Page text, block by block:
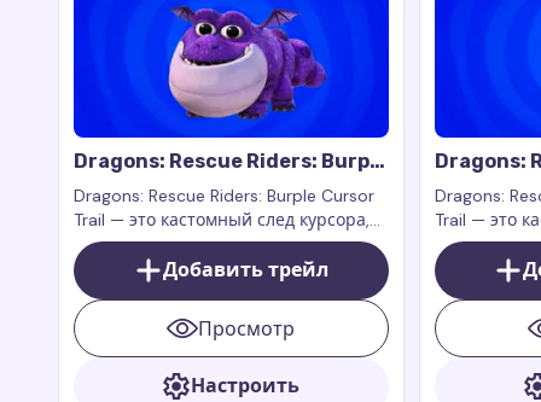
Dragons: Rescue Riders: Burple
Cursor Trail
Dragons: Rescue Riders: Burple Cursor
Trail — это кастомный след курсора,
вдохновленный персонажем
Бурплом из шоу Dragons: Rescue
Riders. Бурпл — веселый дракон,
известный своей
доброжелательностью и любовью к
еде.
Добавить трейл
Просмотр
Настроить
Dragons:
Cursor
Dragons:
Trail — это
Dragons:
сильный и
всегда
друзей.